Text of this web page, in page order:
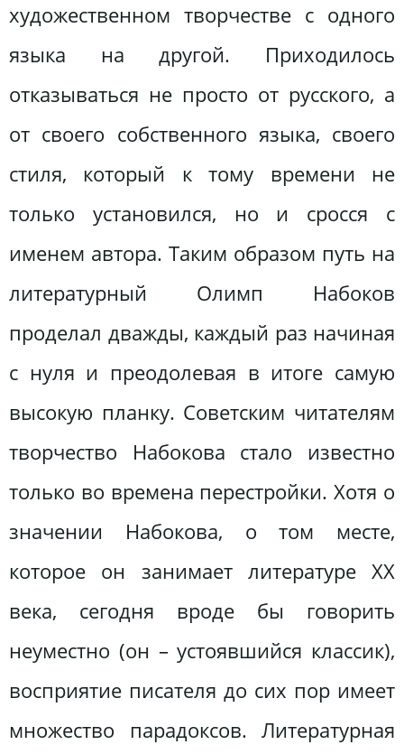
художественном творчестве с одного
языка на другой. Приходилось
отказываться не просто от русского, а
от своего собственного языка, своего
стиля, который к тому времени не
только установился, но и сросся с
именем автора. Таким образом путь на
литературный Олимп Набоков
проделал дважды, каждый раз начиная
с нуля и преодолевая в итоге самую
высокую планку. Советским читателям
творчество Набокова стало известно
только во времена перестройки. Хотя о
значении Набокова, о том месте,
которое он занимает литературе ХХ
века, сегодня вроде бы говорить
неуместно (он – устоявшийся классик),
восприятие писателя до сих пор имеет
множество парадоксов. Литературная